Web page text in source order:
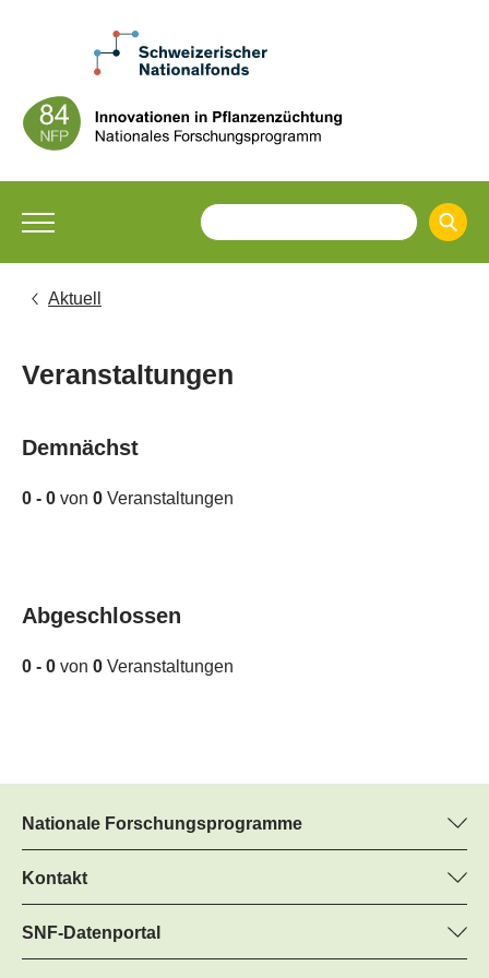
Aktuell
Veranstaltungen
Demnächst
0 - 0 von 0 Veranstaltungen
Abgeschlossen
0 - 0 von 0 Veranstaltungen
Nationale Forschungsprogramme
Hier finden Sie Informationen zu allen Nationalen
Forschungsprogrammen (NFP):
Alle NFP
Kontakt
Martin Christen, SNF
Regine Maritz, SNF
Programm Manager
SNF-Datenportal
Hier finden Sie umfangreiche Informationen zu den vom SNF